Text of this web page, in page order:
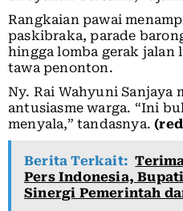
Rangkaian pawai
paskibraka, parade
hingga lomba gerak jalan
tawa penonton.
Ny. Rai Wahyuni Sanjaya
antusiasme warga. “Ini
menyala,” tandasnya.
Berita Terkait:
Pers Indonesia,
Sinergi Pemerintah